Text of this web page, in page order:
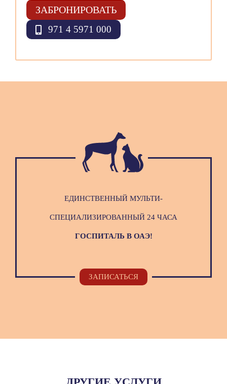
ЗАБРОНИРОВАТЬ
971 4 5971 000
ЕДИНСТВЕННЫЙ МУЛЬТИ-
СПЕЦИАЛИЗИРОВАННЫЙ 24 ЧАСА
ГОСПИТАЛЬ В ОАЭ!
ЗАПИСАТЬСЯ
ДРУГИЕ УСЛУГИ